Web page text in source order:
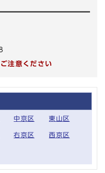
注意ください
中京区 東山区
右京区 西京区